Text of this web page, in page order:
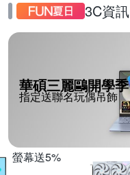
3C資訊
華碩三麗鷗開學季
指定送聯名玩偶吊飾
螢幕送5%